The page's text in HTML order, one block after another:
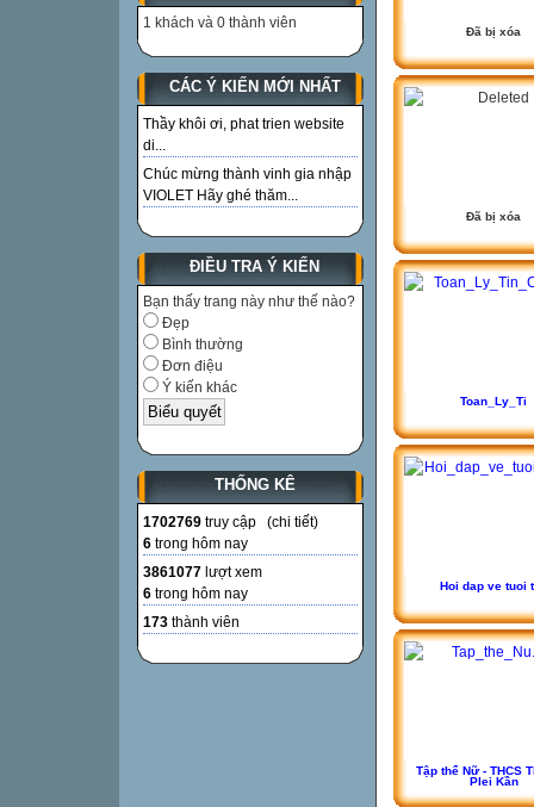
1 khách và 0 thành viên
CÁC Ý KIẾN MỚI NHẤT
Thầy khôi ơi, phat trien website
di...
Chúc mừng thành vinh gia nhập
VIOLET Hãy ghé thăm...
ĐIỀU TRA Ý KIẾN
Bạn thấy trang này như thế nào?
Đẹp
Bình thường
Đơn điệu
Ý kiến khác
THỐNG KÊ
1702769 truy cập (chi tiết)
6 trong hôm nay
3861077 lượt xem
6 trong hôm nay
173 thành viên
Đã bị xóa
Đã bị xóa
Toan_Ly_Ti
Hoi dap ve tuoi
Tập thể Nữ - THCS
Plei Kần